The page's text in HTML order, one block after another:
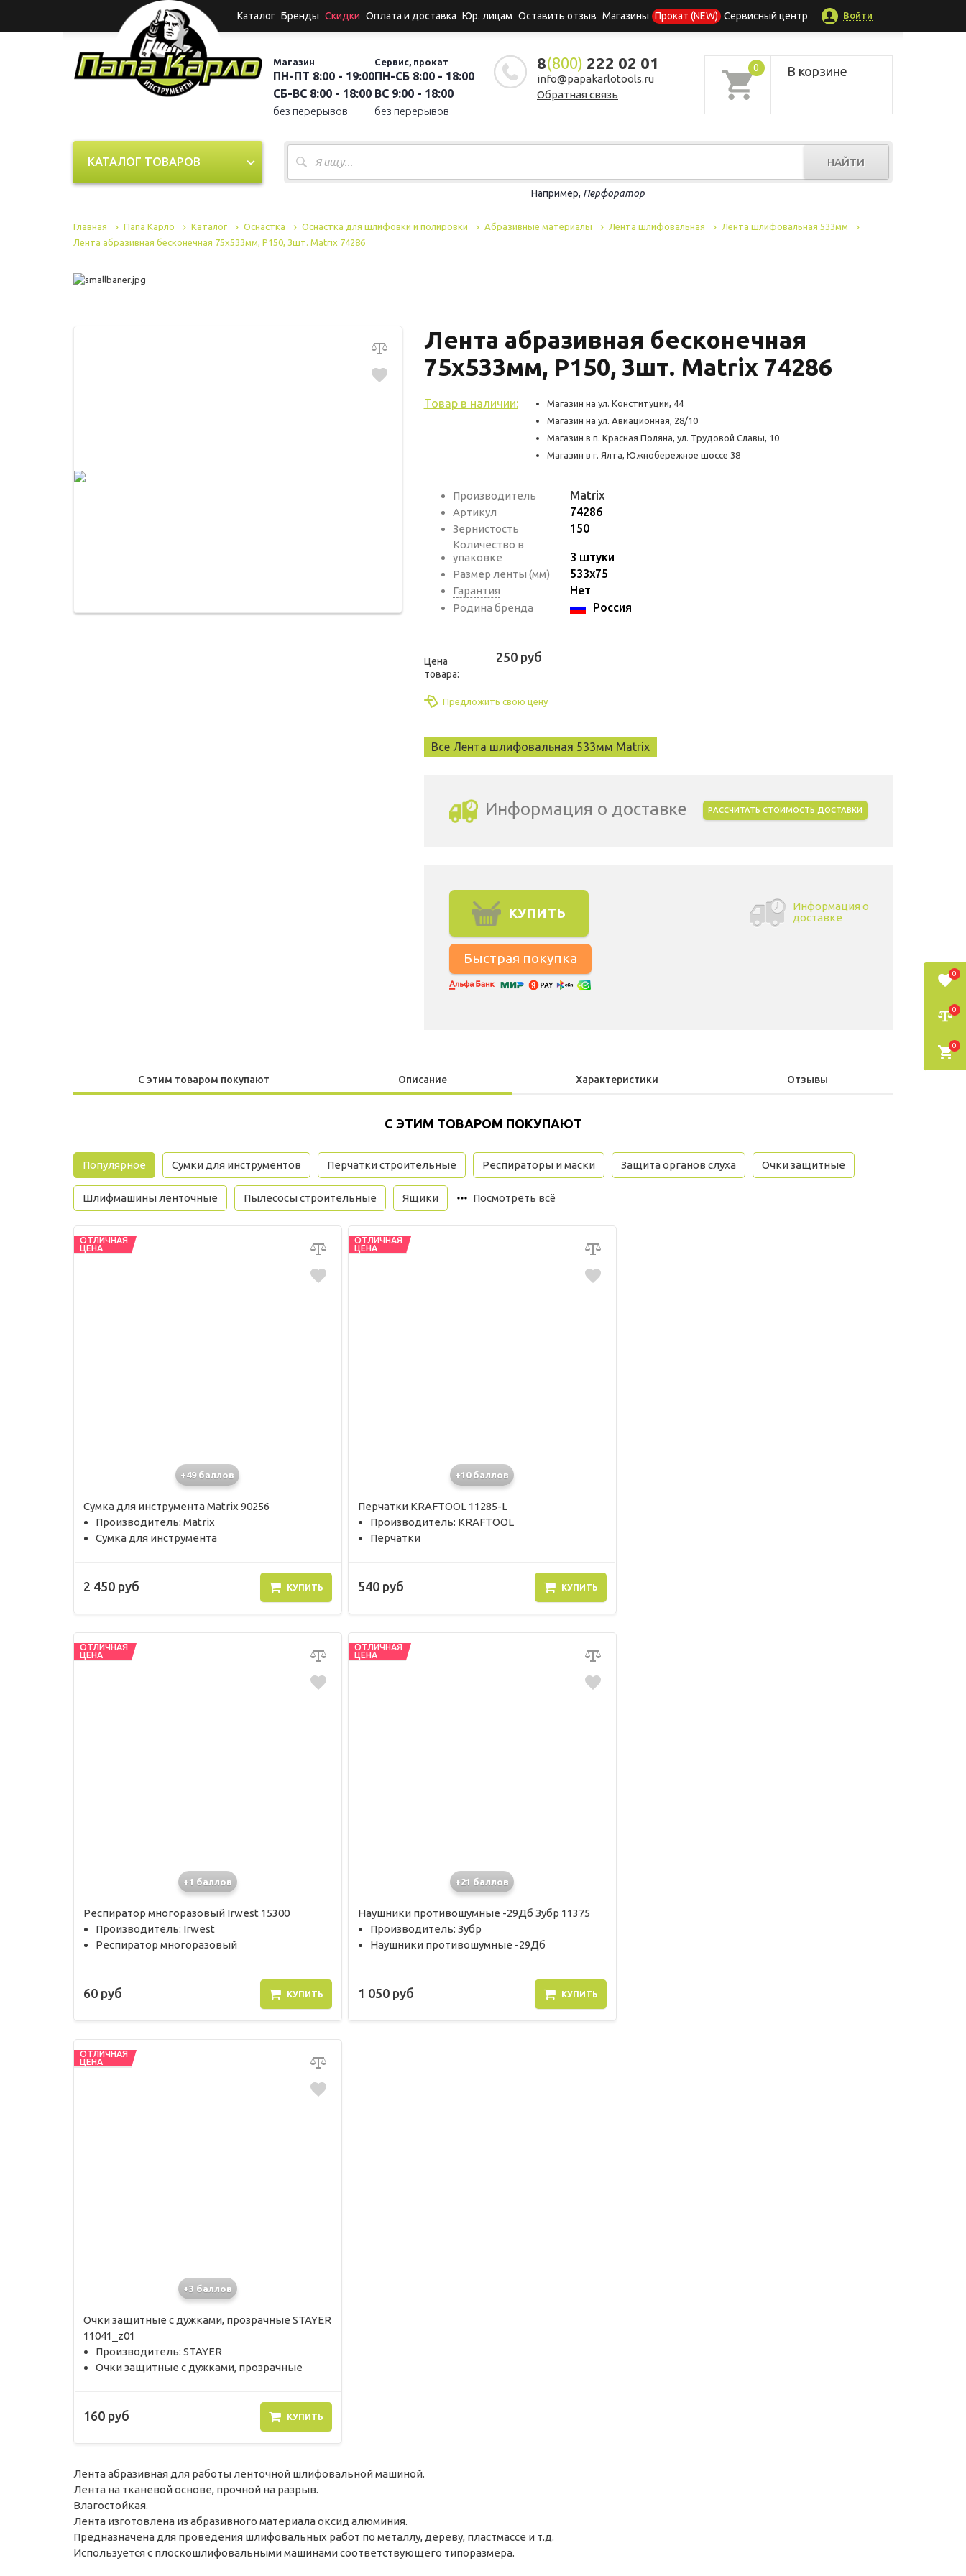
Каталог Бренды Скидки Оплата и доставка Юр. лицам Оставить отзыв Магазины Прокат (NEW) Сервисный центр Войти
Магазин
ПН-ПТ 8:00 - 19:00
СБ-ВС 8:00 - 18:00
без перерывов
Сервис, прокат
ПН-СБ 8:00 - 18:00
ВС 9:00 - 18:00
без перерывов
8(800) 222 02 01
info@papakarlotools.ru
Обратная связь
0 В корзине
НАЙТИ
Например, Перфоратор
КАТАЛОГ ТОВАРОВ
Главная Папа Карло Каталог Оснастка Оснастка для шлифовки и полировки Абразивные материалы Лента шлифовальная
Лента шлифовальная 533мм
Лента абразивная бесконечная 75х533мм, P150, 3шт. Matrix 74286
Лента абразивная бесконечная
75х533мм, P150, 3шт. Matrix 74286
Товар в наличии:
Магазин на ул. Конституции, 44
Магазин на ул. Авиационная, 28/10
Магазин в п. Красная Поляна, ул. Трудовой Славы, 10
Магазин в г. Ялта, Южнобережное шоссе 38
Производитель Matrix
Артикул 74286
Зернистость 150
Количество в
упаковке
3 штуки
Размер ленты (мм) 533х75
Гарантия Нет
Родина бренда Россия
Цена
товара:
250 руб
Предложить свою цену
Все Лента шлифовальная 533мм Matrix
Информация о доставке РАССЧИТАТЬ СТОИМОСТЬ ДОСТАВКИ
КУПИТЬ
Информация о
доставке
С этим товаром покупают Описание Характеристики Отзывы
С ЭТИМ ТОВАРОМ ПОКУПАЮТ
Популярное Сумки для инструментов Перчатки строительные Респираторы и маски Защита органов слуха Очки защитные
Шлифмашины ленточные Пылесосы строительные Ящики Посмотреть всё
ОТЛИЧНАЯ
ЦЕНА
+49 баллов
Сумка для инструмента Matrix 90256
Производитель: Matrix
Сумка для инструмента
2 450 руб КУПИТЬ
ОТЛИЧНАЯ
ЦЕНА
+10 баллов
Перчатки KRAFTOOL 11285-L
Производитель: KRAFTOOL
Перчатки
540 руб КУПИТЬ
ОТЛИЧНАЯ
ЦЕНА
+1 баллов
Респиратор многоразовый Irwest 15300
Производитель: Irwest
Респиратор многоразовый
60 руб КУПИТЬ
ОТЛИЧНАЯ
ЦЕНА
+21 баллов
Наушники противошумные -29Дб Зубр 11375
Производитель: Зубр
Наушники противошумные -29Дб
1 050 руб КУПИТЬ
ОТЛИЧНАЯ
ЦЕНА
+3 баллов
Очки защитные с дужками, прозрачные STAYER
11041_z01
Производитель: STAYER
Очки защитные с дужками, прозрачные
160 руб КУПИТЬ
Лента абразивная для работы ленточной шлифовальной машиной.
Лента на тканевой основе, прочной на разрыв.
Влагостойкая.
Лента изготовлена из абразивного материала оксид алюминия.
Предназначена для проведения шлифовальных работ по металлу, дереву, пластмассе и т.д.
Используется с плоскошлифовальными машинами соответствующего типоразмера.
0
0
0